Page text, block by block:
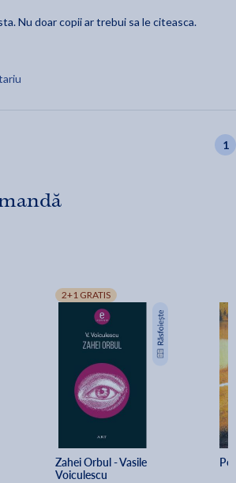
Nu doar copii ar trebui sa le citeasca.
1
2+1 GRATIS
Zahei Orbul - Vasile
Voiculescu